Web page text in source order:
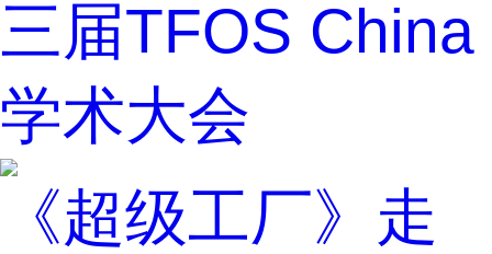
三届TFOS China
学术大会
《超级工厂》走